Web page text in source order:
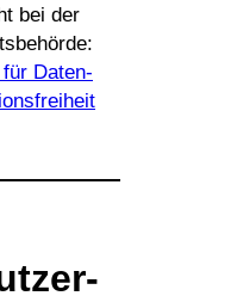
bei der
für Daten­